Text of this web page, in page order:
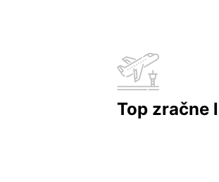
Top zračne